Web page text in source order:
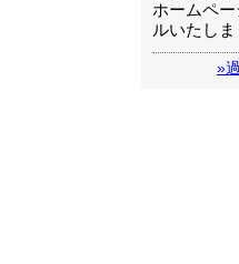
ホームペ
ルいたしま
»